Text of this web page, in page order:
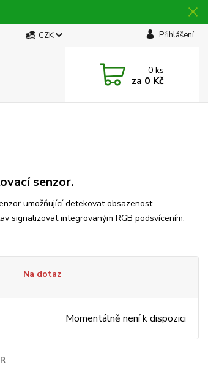
CZK Přihlášení
0 ks
za 0 Kč
senzor.
umožňující detekovat obsazenost
signalizovat integrovaným RGB podsvícením.
Na dotaz
Momentálně není k dispozici